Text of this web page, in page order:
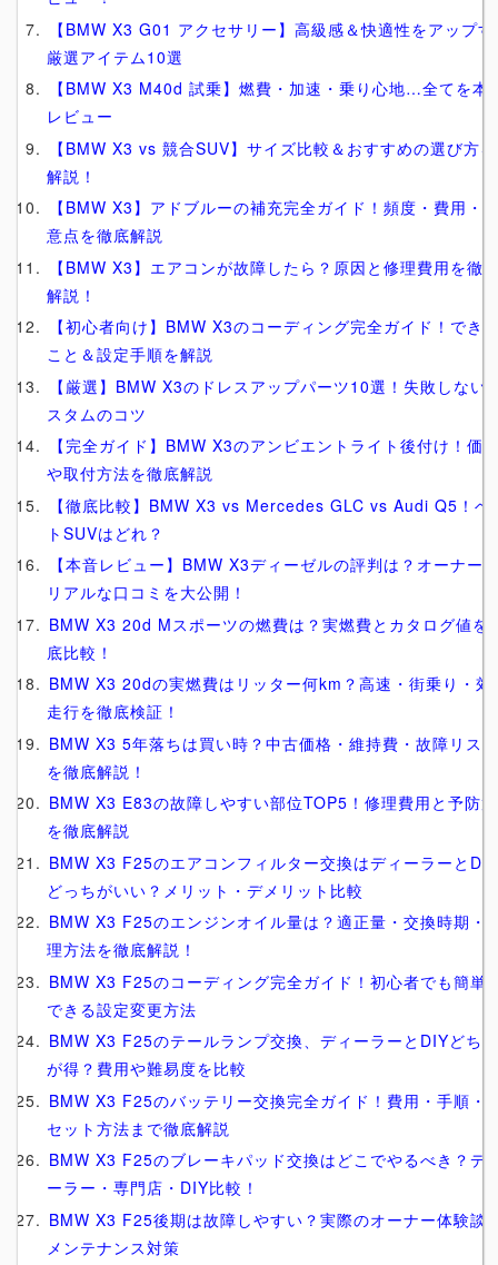
【BMW X3 G01 アクセサリー】高級感＆快適性をアップ
厳選アイテム10選
【BMW X3 M40d 試乗】燃費・加速・乗り心地…全てを本
レビュー
【BMW X3 vs 競合SUV】サイズ比較＆おすすめの選び方を
解説！
【BMW X3】アドブルーの補充完全ガイド！頻度・費用・
意点を徹底解説
【BMW X3】エアコンが故障したら？原因と修理費用を徹
解説！
【初心者向け】BMW X3のコーディング完全ガイド！でき
こと＆設定手順を解説
【厳選】BMW X3のドレスアップパーツ10選！失敗しない
スタムのコツ
【完全ガイド】BMW X3のアンビエントライト後付け！価
や取付方法を徹底解説
【徹底比較】BMW X3 vs Mercedes GLC vs Audi Q5！ベ
トSUVはどれ？
【本音レビュー】BMW X3ディーゼルの評判は？オーナー
リアルな口コミを大公開！
BMW X3 20d Mスポーツの燃費は？実燃費とカタログ値を
底比較！
BMW X3 20dの実燃費はリッター何km？高速・街乗り・郊
走行を徹底検証！
BMW X3 5年落ちは買い時？中古価格・維持費・故障リス
を徹底解説！
BMW X3 E83の故障しやすい部位TOP5！修理費用と予防策
を徹底解説
BMW X3 F25のエアコンフィルター交換はディーラーと
どっちがいい？メリット・デメリット比較
BMW X3 F25のエンジンオイル量は？適正量・交換時期・
理方法を徹底解説！
BMW X3 F25のコーディング完全ガイド！初心者でも簡単
できる設定変更方法
BMW X3 F25のテールランプ交換、ディーラーとDIYどち
が得？費用や難易度を比較
BMW X3 F25のバッテリー交換完全ガイド！費用・手順・
セット方法まで徹底解説
BMW X3 F25のブレーキパッド交換はどこでやるべき？デ
ーラー・専門店・DIY比較！
BMW X3 F25後期は故障しやすい？実際のオーナー体験談
メンテナンス対策